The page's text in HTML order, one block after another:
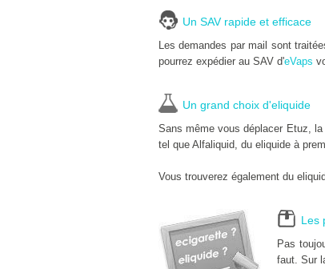
Un SAV rapide et efficace
Les demandes par mail sont
pourrez expédier au SAV d'eVaps
Un grand choix d'eliquide
Sans même vous déplacer Etuz,
tel que Alfaliquid, du eliquide à
Vous trouverez également du
Les
Pas
faut. Sur